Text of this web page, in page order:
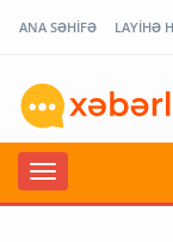
ANA SƏHİFƏ LAYİHƏ